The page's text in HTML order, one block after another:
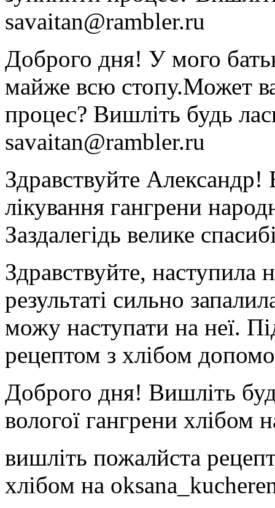
savaitan@rambler.ru
Доброго дня! У мого
майже всю стопу.Может
процес? Вишліть будь
savaitan@rambler.ru
Здравствуйте Александр!
лікування гангрени
Заздалегідь велике
Здравствуйте, наступила
результаті сильно
можу наступати на неї.
рецептом з хлібом
Доброго дня! Вишліть
вологої гангрени хлібом
вишліть пожалйста
хлібом на